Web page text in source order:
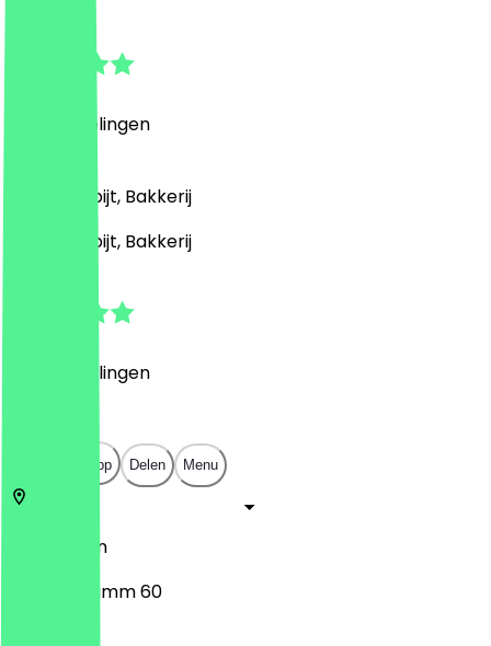
Beoordelingen
Café, Ontbijt, Bakkerij
Café, Ontbijt, Bakkerij
Beoordelingen
Open in app Delen Menu
Berlijn
Mehringdamm 60